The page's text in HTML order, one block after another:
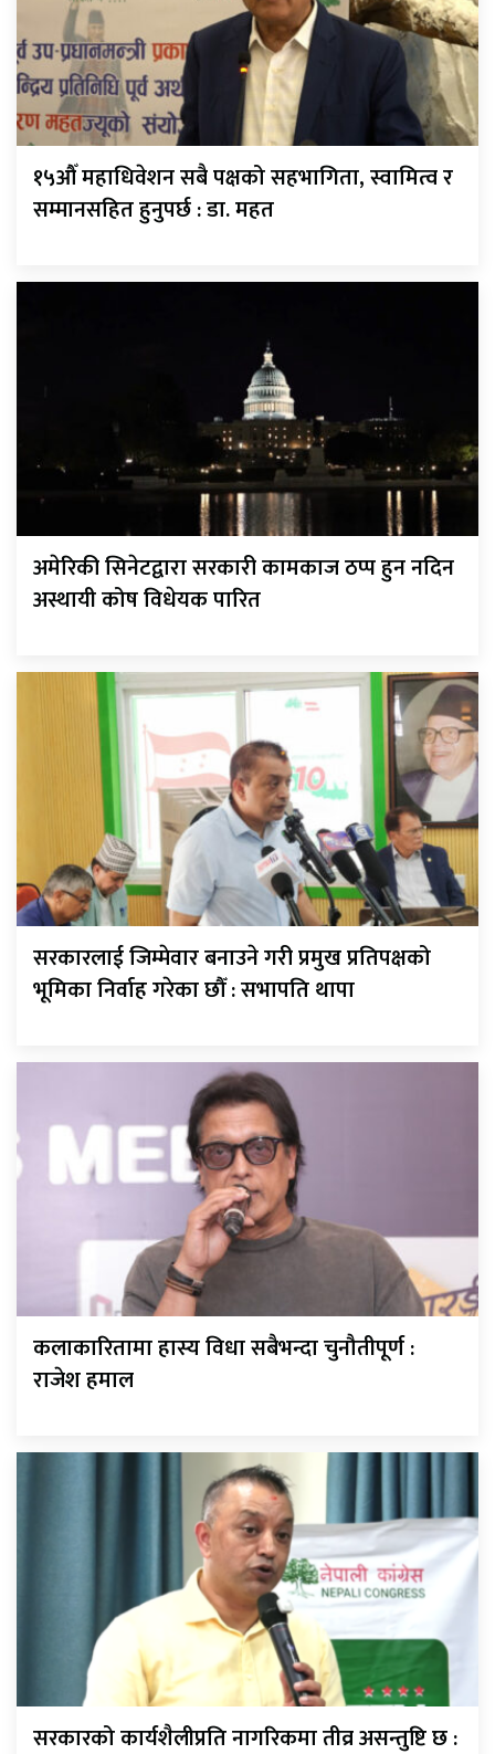
१५औँ महाधिवेशन सबै पक्षको सहभागिता, स्वामित्व र
सम्मानसहित हुनुपर्छ : डा. महत
अमेरिकी सिनेटद्वारा सरकारी कामकाज ठप्प हुन नदिन
अस्थायी कोष विधेयक पारित
सरकारलाई जिम्मेवार बनाउने गरी प्रमुख प्रतिपक्षको
भूमिका निर्वाह गरेका छौँ : सभापति थापा
कलाकारितामा हास्य विधा सबैभन्दा चुनौतीपूर्ण :
राजेश हमाल
सरकारको कार्यशैलीप्रति नागरिकमा तीव्र असन्तुष्टि छ :